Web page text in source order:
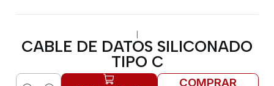
|
CABLE DE DATOS SILICONADO
TIPO C
COMPRAR